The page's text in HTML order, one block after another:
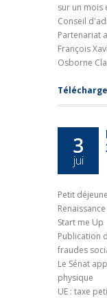
sur un mois
Conseil
Partenariat
François
Osborne
3
jui
Petit
Renaissance
Start me Up
Publication
fraudes
Le Sénat
physique
UE : taxe